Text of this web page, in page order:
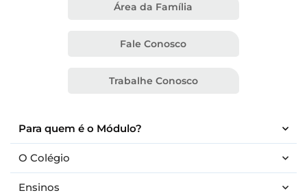
Para quem é o Módulo?
O Colégio
Ensinos
Área da Família
Fale Conosco
Trabalhe Conosco